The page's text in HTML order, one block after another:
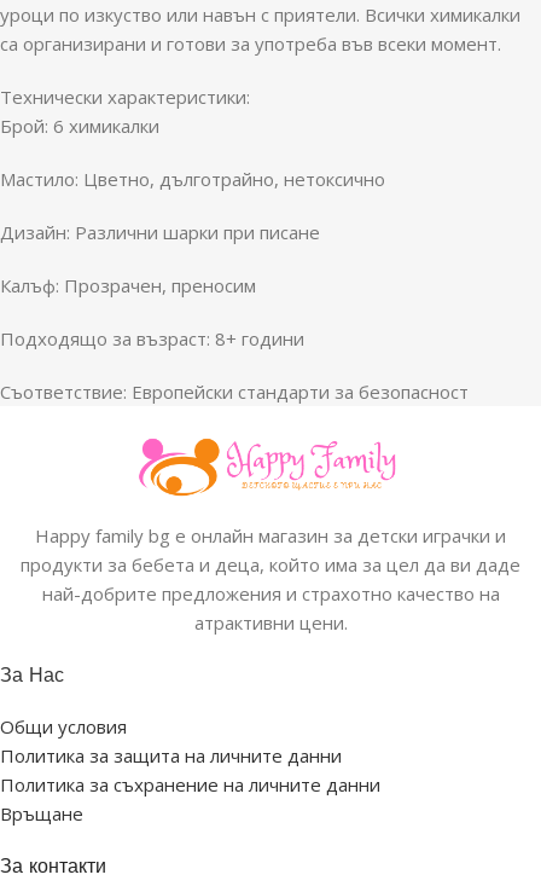
уроци по изкуство или навън с приятели. Всички химикалки
са организирани и готови за употреба във всеки момент.
Технически характеристики:
Брой: 6 химикалки
Мастило: Цветно, дълготрайно, нетоксично
Дизайн: Различни шарки при писане
Калъф: Прозрачен, преносим
Подходящо за възраст: 8+ години
Съответствие: Европейски стандарти за безопасност
Happy family bg е онлайн магазин за детски играчки и
продукти за бебета и деца, който има за цел да ви даде
най-добрите предложения и страхотно качество на
атрактивни цени.
За Нас
Общи условия
Политика за защита на личните данни
Политика за съхранение на личните данни
Връщане
За контакти